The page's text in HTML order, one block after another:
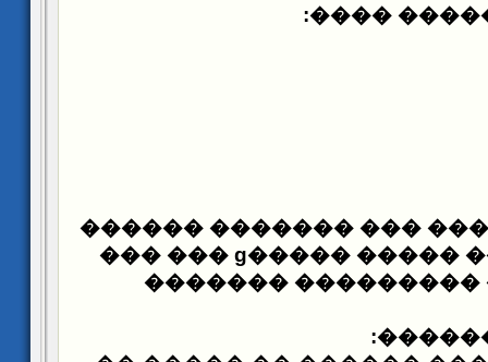
�����
:
��� ������ ���� ���
����� ������� ����� �����ɡ ��� ���
������� ���������
�����
: